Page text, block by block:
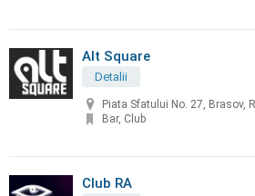
Alt Square
Detalii
Piata Sfatului No. 27, Brasov,
Bar, Club
Club RA